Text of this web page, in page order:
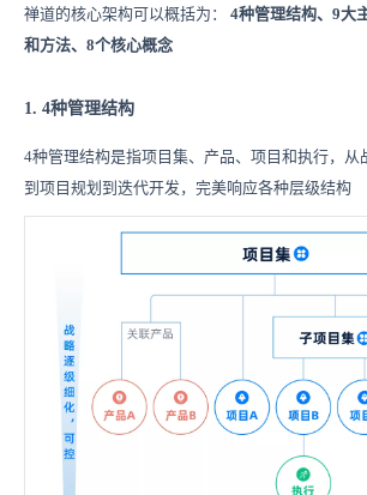
禅道的核心架构可以概括为： 4种管理结构、9大
和方法、8个核心概念
1. 4种管理结构
4种管理结构是指项目集、产品、项目和执行，从
到项目规划到迭代开发，完美响应各种层级结构